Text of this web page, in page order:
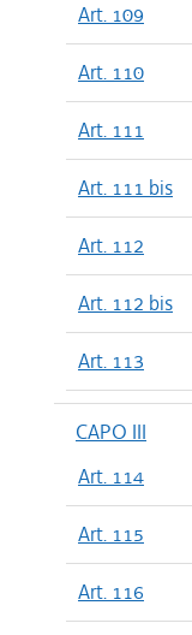
Art. 109
Art. 110
Art. 111
Art. 111 bis
Art. 112
Art. 112 bis
Art. 113
CAPO III
Art. 114
Art. 115
Art. 116